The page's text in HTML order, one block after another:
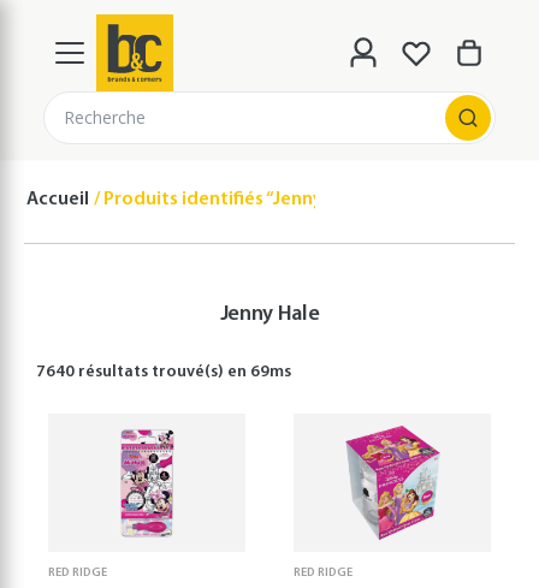
Recherche
Accueil Produits identifiés “Jenny Hale”
Jenny Hale
7640 résultats trouvé(s) en 69ms
RED RIDGE RED RIDGE